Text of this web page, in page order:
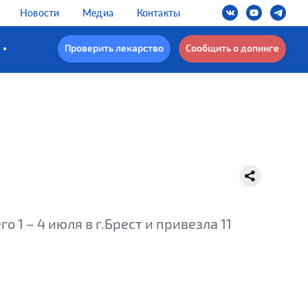
Новости Медиа Контакты
Проверить лекарство Сообщить о допинге
1 – 4 июля в г.Брест и привезла 11